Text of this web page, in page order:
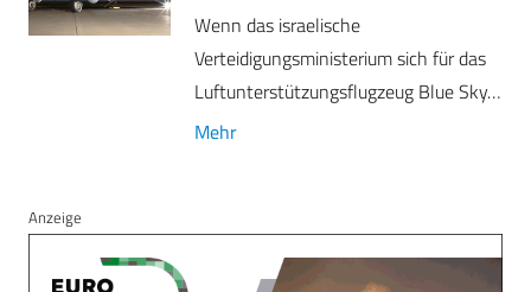
Wenn das israelische
Verteidigungsministerium sich für das
Luftunterstützungsflugzeug Blue Sky…
Mehr
Anzeige